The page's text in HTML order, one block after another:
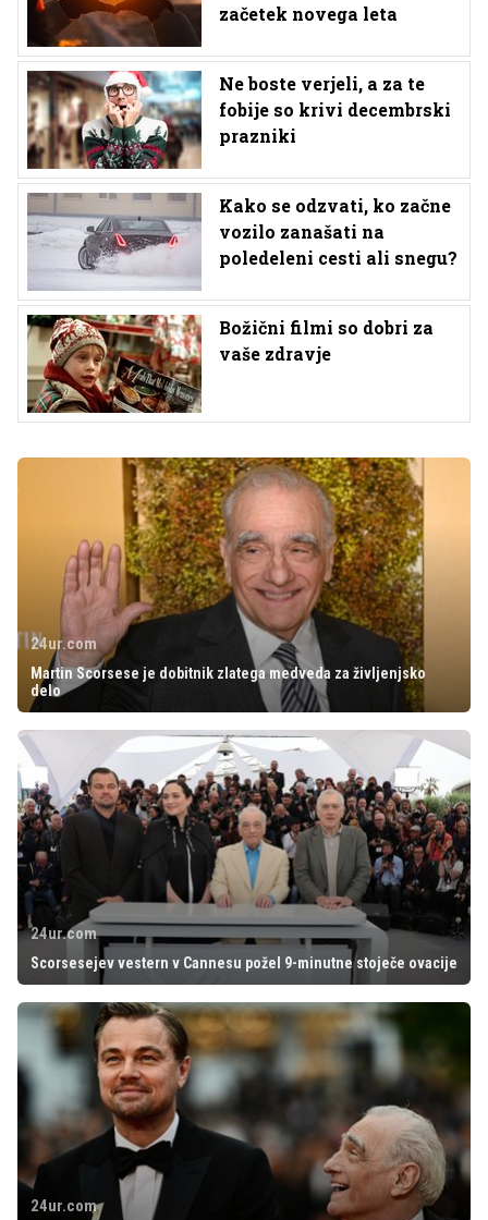
začetek novega leta
Ne boste verjeli, a za te
fobije so krivi decembrski
prazniki
Kako se odzvati, ko začne
vozilo zanašati na
poledeleni cesti ali snegu?
Božični filmi so dobri za
vaše zdravje
24ur.com
Martin Scorsese je dobitnik zlatega medveda za življenjsko
delo
24ur.com
Scorsesejev vestern v Cannesu požel 9-minutne stoječe ovacije
24ur.com